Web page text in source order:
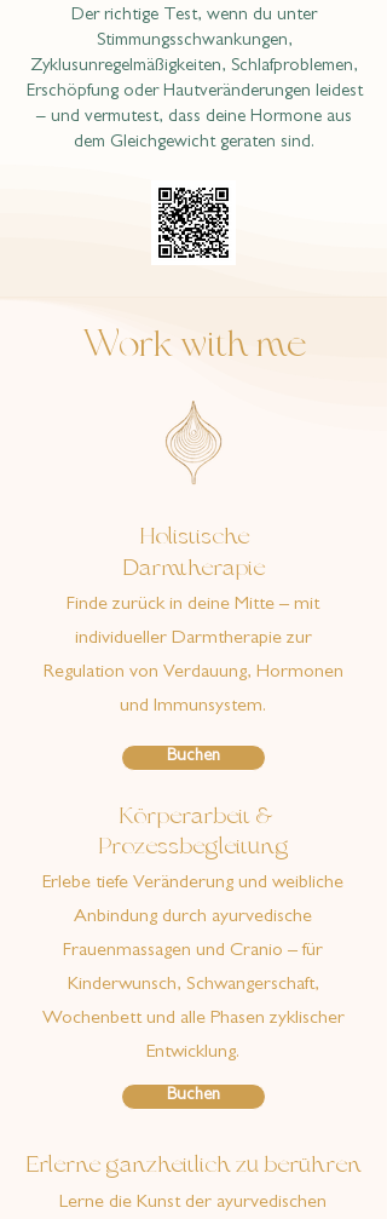
Der richtige Test, wenn du unter
Stimmungsschwankungen,
Zyklusunregelmäßigkeiten, Schlafproblemen,
Erschöpfung oder Hautveränderungen leidest
– und vermutest, dass deine Hormone aus
dem Gleichgewicht geraten sind.
Work with me
Holistische
Darmtherapie
Finde zurück in deine Mitte – mit
individueller Darmtherapie zur
Regulation von Verdauung, Hormonen
und Immunsystem.
Körperarbeit &
Prozessbegleitung
Erlebe tiefe Veränderung und weibliche
Anbindung durch ayurvedische
Frauenmassagen und Cranio – für
Kinderwunsch, Schwangerschaft,
Wochenbett und alle Phasen zyklischer
Entwicklung.
Erlerne ganzheitlich zu berühren
Lerne die Kunst der ayurvedischen
Buchen
Buchen